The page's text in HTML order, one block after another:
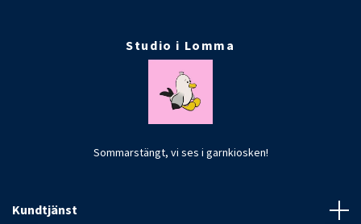
Studio i Lomma
Sommarstängt, vi ses i garnkiosken!
Kundtjänst